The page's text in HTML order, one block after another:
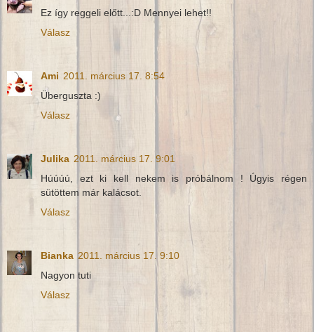
Ez így reggeli előtt...:D Mennyei lehet!!
Válasz
Ami 2011. március 17. 8:54
Überguszta :)
Válasz
Julika 2011. március 17. 9:01
Húúúú, ezt ki kell nekem is próbálnom ! Úgyis régen
sütöttem már kalácsot.
Válasz
Bianka 2011. március 17. 9:10
Nagyon tuti
Válasz